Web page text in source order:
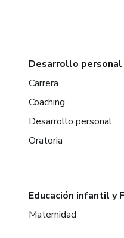
Desarrollo personal
Carrera
Coaching
Desarrollo personal
Oratoria
Educación infantil y
Maternidad